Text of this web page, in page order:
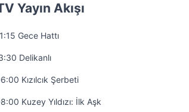
Yayın Akışı
Gece Hattı
Delikanlı
Kızılcık Şerbeti
Kuzey Yıldızı: İlk Aşk